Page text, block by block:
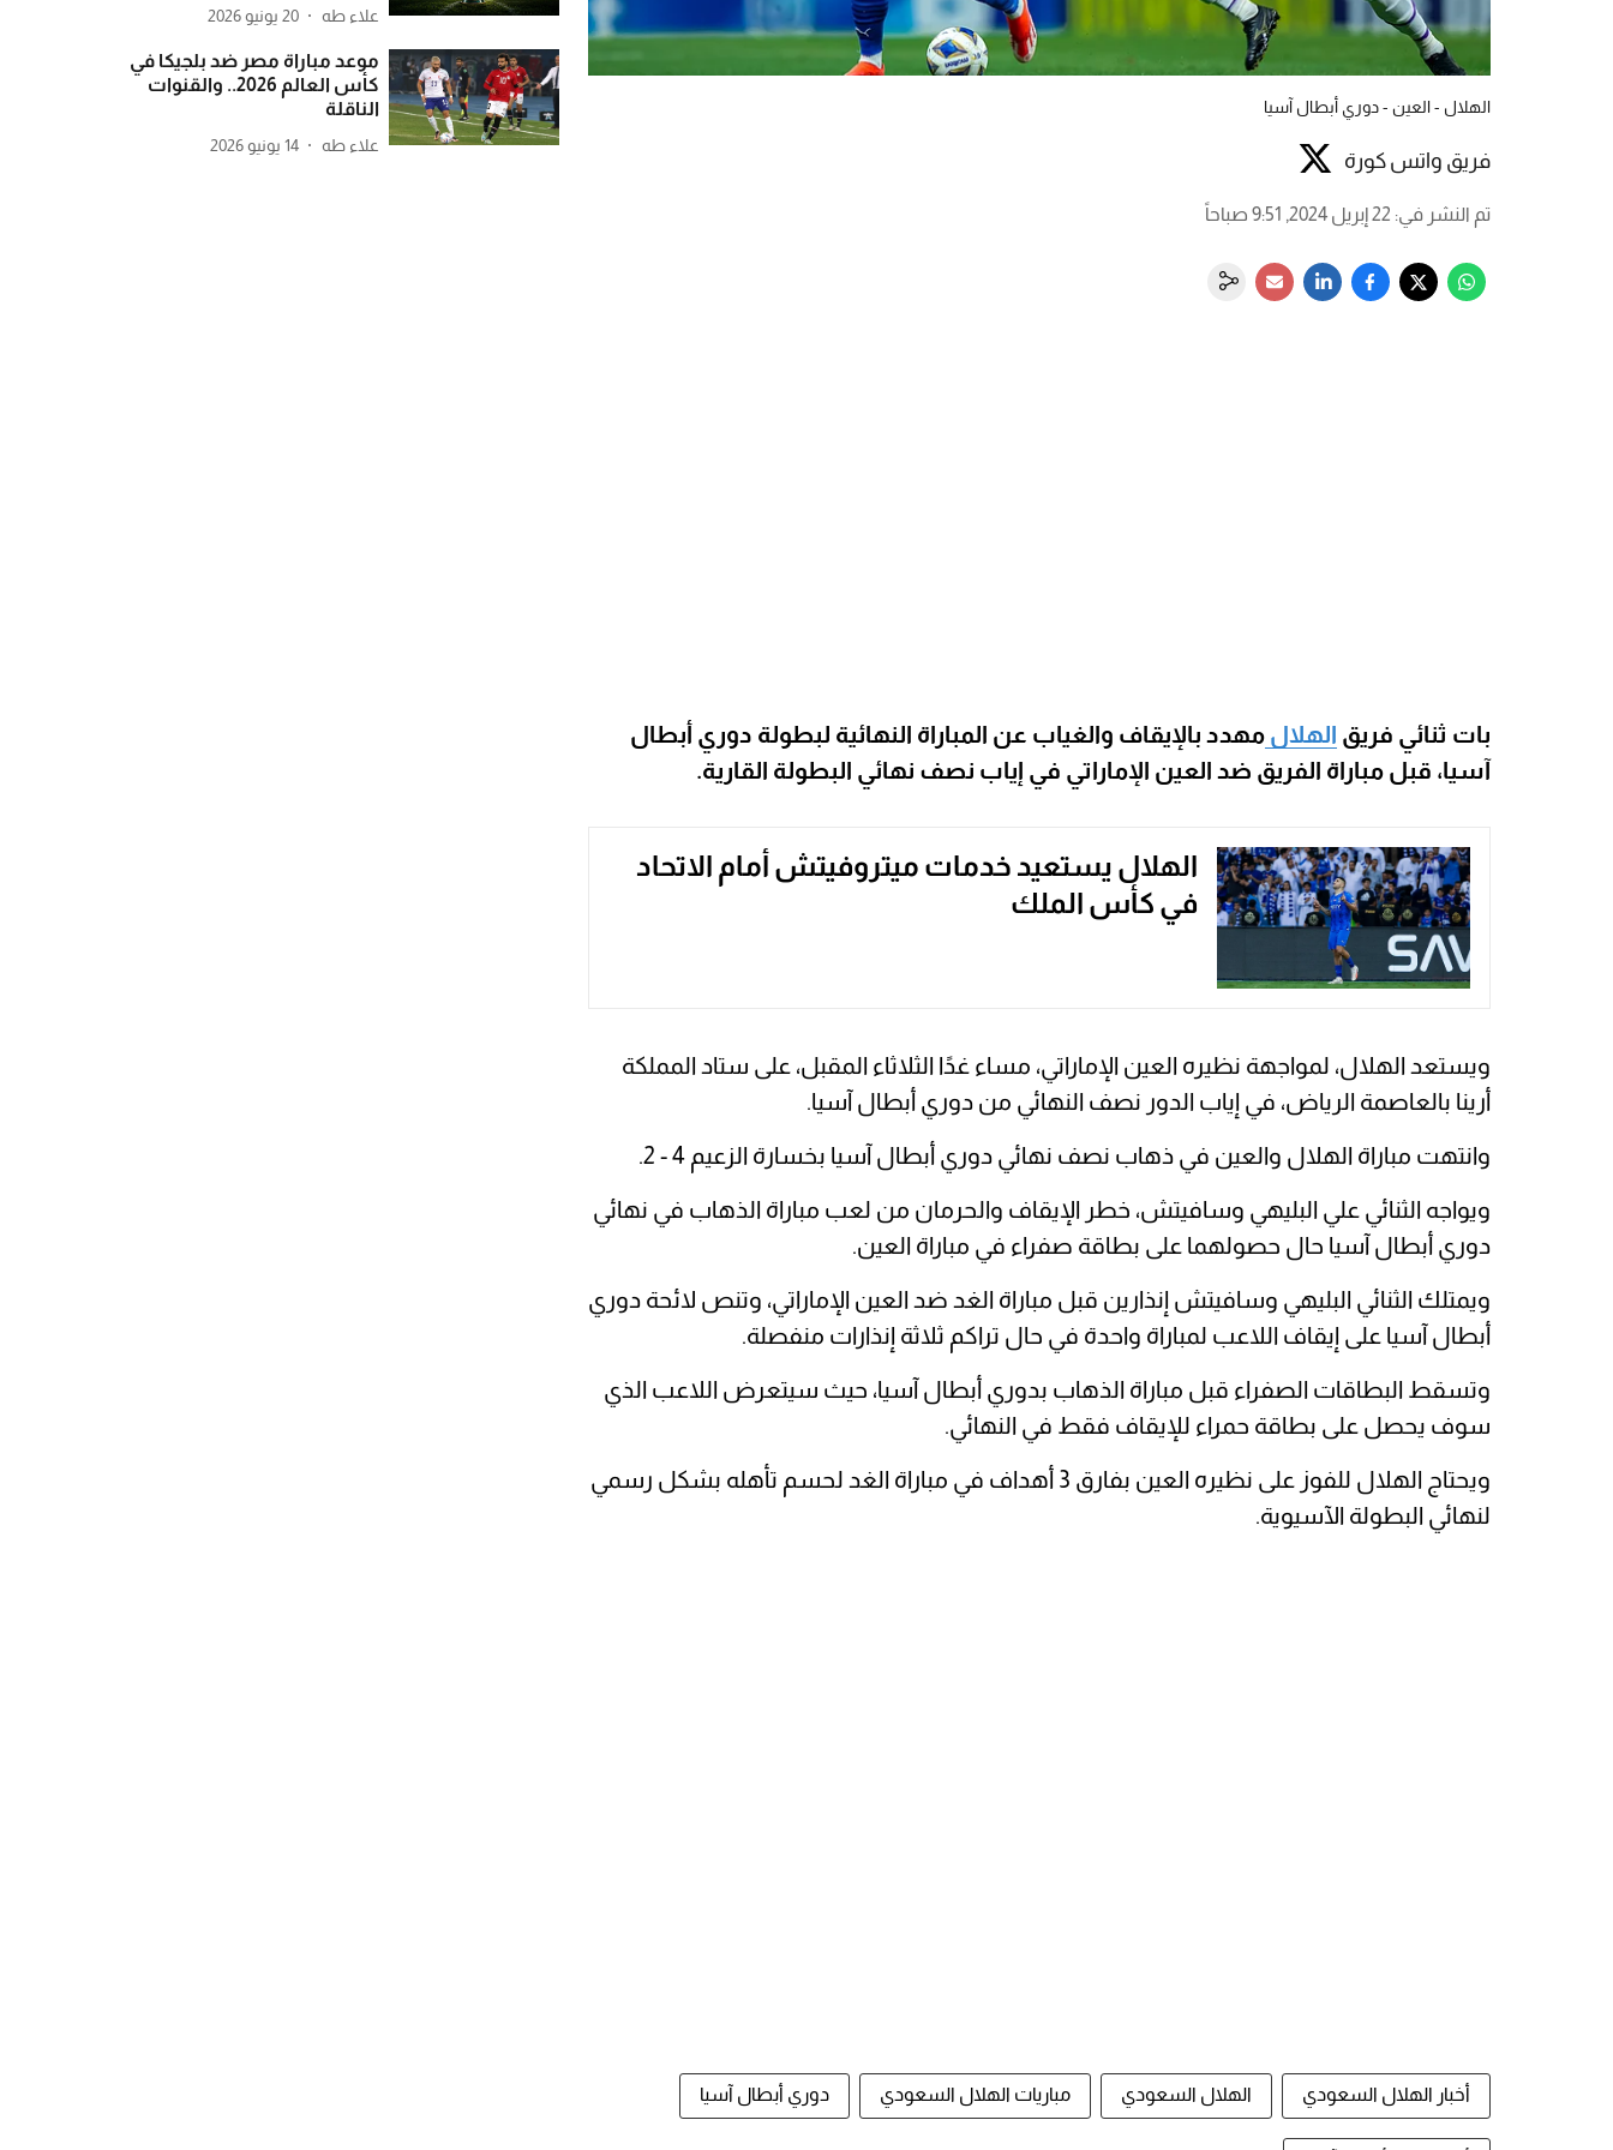
الهلال - العين - دوري أبطال آسيا
فريق واتس كورة
تم النشر في: 22 إبريل 2024, 9:51 صباحاً
بات ثنائي فريق الهلال مهدد بالإيقاف والغياب عن المباراة النهائية لبطولة دوري أبطال
آسيا، قبل مباراة الفريق ضد العين الإماراتي في إياب نصف نهائي البطولة القارية.
الهلال يستعيد خدمات ميتروفيتش أمام الاتحاد
في كأس الملك
ويستعد الهلال، لمواجهة نظيره العين الإماراتي، مساء غدًا الثلاثاء المقبل، على ستاد المملكة
أرينا بالعاصمة الرياض، في إياب الدور نصف النهائي من دوري أبطال آسيا.
وانتهت مباراة الهلال والعين في ذهاب نصف نهائي دوري أبطال آسيا بخسارة الزعيم 4 - 2.
ويواجه الثنائي علي البليهي وسافيتش، خطر الإيقاف والحرمان من لعب مباراة الذهاب في نهائي
دوري أبطال آسيا حال حصولهما على بطاقة صفراء في مباراة العين.
ويمتلك الثنائي البليهي وسافيتش إنذارين قبل مباراة الغد ضد العين الإماراتي، وتنص لائحة دوري
أبطال آسيا على إيقاف اللاعب لمباراة واحدة في حال تراكم ثلاثة إنذارات منفصلة.
وتسقط البطاقات الصفراء قبل مباراة الذهاب بدوري أبطال آسيا، حيث سيتعرض اللاعب الذي
سوف يحصل على بطاقة حمراء للإيقاف فقط في النهائي.
ويحتاج الهلال للفوز على نظيره العين بفارق 3 أهداف في مباراة الغد لحسم تأهله بشكل رسمي
لنهائي البطولة الآسيوية.
أخبار الهلال السعودي الهلال السعودي مباريات الهلال السعودي دوري أبطال آسيا
علاء طه 20 يونيو 2026
موعد مباراة مصر ضد بلجيكا في
كأس العالم 2026.. والقنوات
الناقلة
علاء طه 14 يونيو 2026